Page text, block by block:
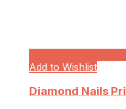
Add to Wishlist
Diamond Nails